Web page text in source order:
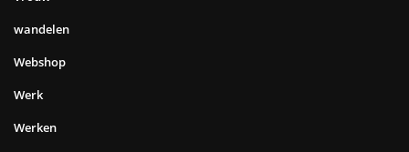
wandelen
Webshop
Werk
Werken